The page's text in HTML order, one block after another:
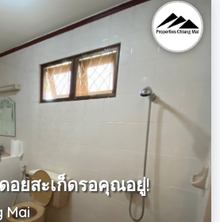
อยสะเก็ดรอคุณอยู่!
Mai